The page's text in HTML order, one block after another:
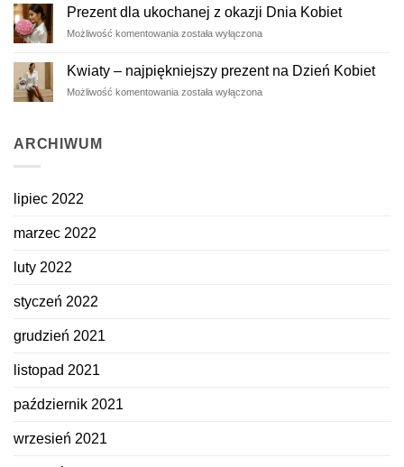
ulotne
piękno
na
Prezent dla ukochanej z okazji Dnia Kobiet
Możliwość komentowania Prezent
ukochanej
z
okazji
została wyłączona
Kwiaty – najpiękniejszy prezent na Dzień Kobiet
Możliwość komentowania Kwiaty
została wyłączona
ARCHIWUM
lipiec 2022
marzec 2022
luty 2022
styczeń 2022
grudzień 2021
listopad 2021
październik 2021
wrzesień 2021